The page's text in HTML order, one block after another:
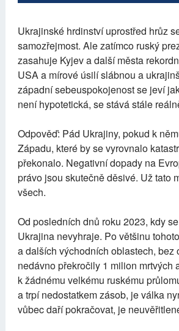
Ukrajinské hrdinství uprostřed hrůz
samozřejmost. Ale zatímco ruský
zasahuje Kyjev a další města
USA a mírové úsilí slábnou a
západní sebeuspokojenost se jeví
není hypotetická, se stává stále
Odpověď: Pád Ukrajiny, pokud k
Západu, které by se vyrovnalo
překonalo. Negativní dopady na
právo jsou skutečně děsivé. Už tato
všech.
Od posledních dnů roku 2023, kdy
Ukrajina nevyhraje. Po většinu
a dalších východních oblastech, bez
nedávno překročily 1 milion
k žádnému velkému ruskému
a trpí nedostatkem zásob, je válka
vůbec daří pokračovat, je